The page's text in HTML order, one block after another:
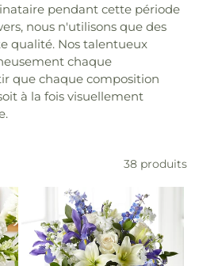
pendant cette période
nous n'utilisons que des
qualité. Nos talentueux
chaque
que chaque composition
à la fois visuellement
38 produits